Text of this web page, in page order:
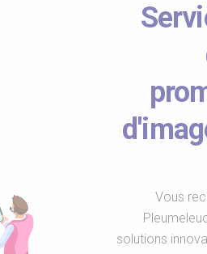
Vous
solutions